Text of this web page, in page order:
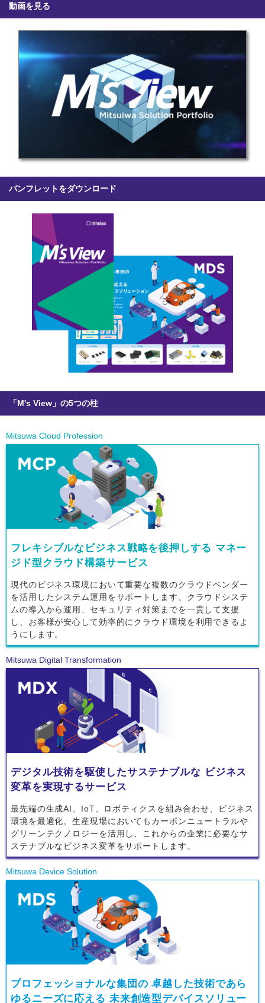
動画を見る
パンフレットをダウンロード
「M's View」の5つの柱
Mitsuwa Cloud Profession
フレキシブルなビジネス戦略を後押しする マネー
ジド型クラウド構築サービス
現代のビジネス環境において重要な複数のクラウドベンダー
を活用したシステム運用をサポートします。クラウドシステ
ムの導入から運用、セキュリティ対策までを一貫して支援
し、お客様が安心して効率的にクラウド環境を利用できるよ
うにします。
Mitsuwa Digital Transformation
デジタル技術を駆使したサステナブルな ビジネス
変革を実現するサービス
最先端の生成AI、IoT、ロボティクスを組み合わせ、ビジネス
環境を最適化。生産現場においてもカーボンニュートラルや
グリーンテクノロジーを活用し、これからの企業に必要なサ
ステナブルなビジネス変革をサポートします。
Mitsuwa Device Solution
プロフェッショナルな集団の 卓越した技術であら
ゆるニーズに応える 未来創造型デバイスソリュー